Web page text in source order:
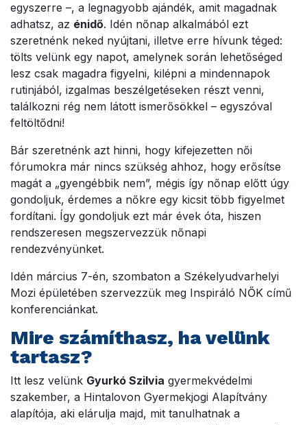
egyszerre –, a legnagyobb ajándék, amit magadnak
adhatsz, az énidő. Idén nőnap alkalmából ezt
szeretnénk neked nyújtani, illetve erre hívunk téged:
tölts velünk egy napot, amelynek során lehetőséged
lesz csak magadra figyelni, kilépni a mindennapok
rutinjából, izgalmas beszélgetéseken részt venni,
találkozni rég nem látott ismerősökkel – egyszóval
feltöltődni!
Bár szeretnénk azt hinni, hogy kifejezetten női
fórumokra már nincs szükség ahhoz, hogy erősítse
magát a „gyengébbik nem”, mégis így nőnap előtt úgy
gondoljuk, érdemes a nőkre egy kicsit több figyelmet
fordítani. Így gondoljuk ezt már évek óta, hiszen
rendszeresen megszervezzük nőnapi
rendezvényünket.
Idén március 7-én, szombaton a Székelyudvarhelyi
Mozi épületében szervezzük meg Inspiráló NŐK című
konferenciánkat.
Mire számíthasz, ha velünk
tartasz?
Itt lesz velünk Gyurkó Szilvia gyermekvédelmi
szakember, a Hintalovon Gyermekjogi Alapítvány
alapítója, aki elárulja majd, mit tanulhatnak a